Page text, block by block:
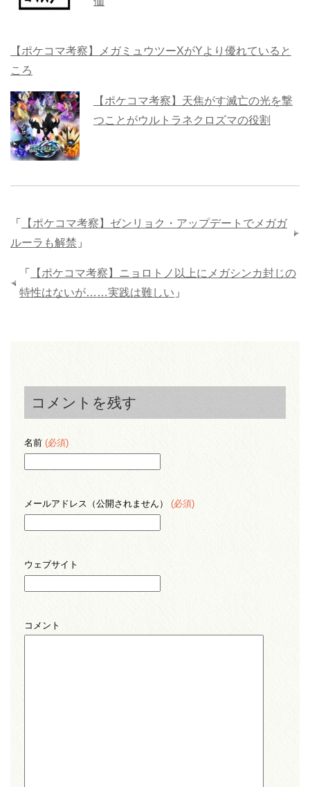
【ポケコマ考察】メガミュウツーXがYより優れていると
ころ
【ポケコマ考察】天焦がす滅亡の光を撃
つことがウルトラネクロズマの役割
「
【ポケコマ考察】ゼンリョク・アップデートでメガガ
ルーラも解禁 」
「
【ポケコマ考察】ニョロトノ以上にメガシンカ封じの
特性はないが……実践は難しい 」
コメントを残す
名前 (必須)
メールアドレス（公開されません） (必須)
ウェブサイト
コメント